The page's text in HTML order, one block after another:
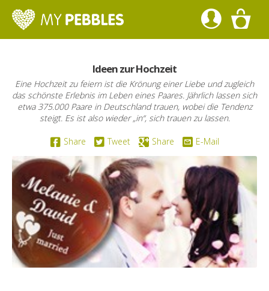
Ideen zur Hochzeit
Eine Hochzeit zu feiern ist die Krönung einer Liebe und zugleich
das schönste Erlebnis im Leben eines Paares. Jährlich lassen sich
etwa 375.000 Paare in Deutschland trauen, wobei die Tendenz
steigt. Es ist also wieder „in“, sich trauen zu lassen.
Share Tweet Share E-Mail